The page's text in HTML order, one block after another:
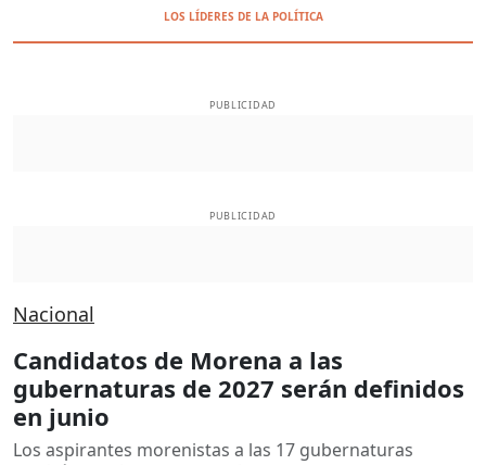
LOS LÍDERES DE LA POLÍTICA
PUBLICIDAD
PUBLICIDAD
Nacional
Candidatos de Morena a las
gubernaturas de 2027 serán definidos
en junio
Los aspirantes morenistas a las 17 gubernaturas